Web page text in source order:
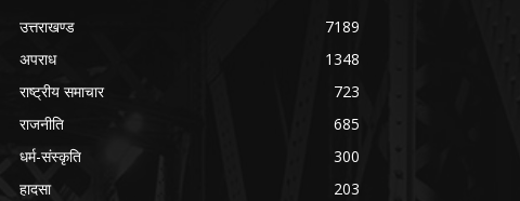
उत्तराखण्ड
7189
अपराध
1348
राष्ट्रीय समाचार
723
राजनीति
685
धर्म-संस्कृति
300
हादसा
203